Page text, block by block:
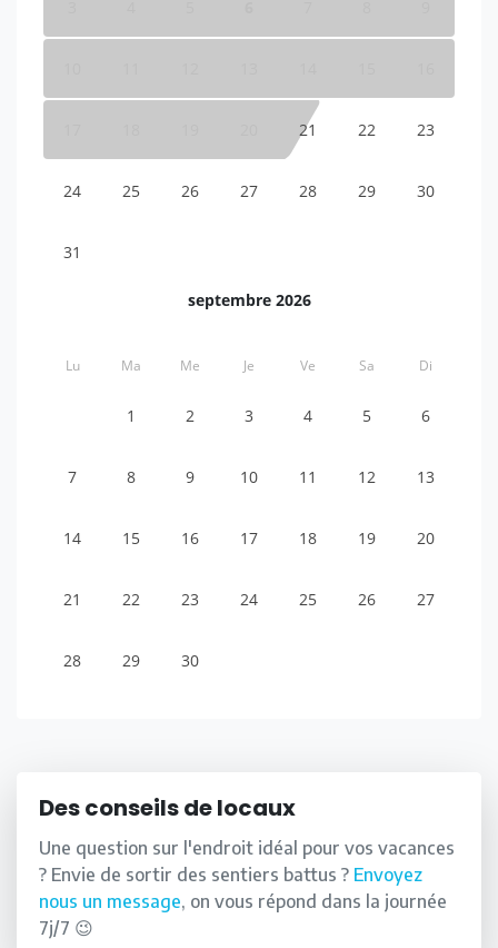
21 22 23
24 25 26 27 28 29 30
31
septembre 2026
Lu Ma Me Je Ve Sa Di
1 2 3 4 5 6
7 8 9 10 11 12 13
14 15 16 17 18 19 20
21 22 23 24 25 26 27
28 29 30
Des conseils de locaux
Une question sur l'endroit idéal pour vos vacances
? Envie de sortir des sentiers battus ? Envoyez
nous un message, on vous répond dans la journée
7j/7 😉